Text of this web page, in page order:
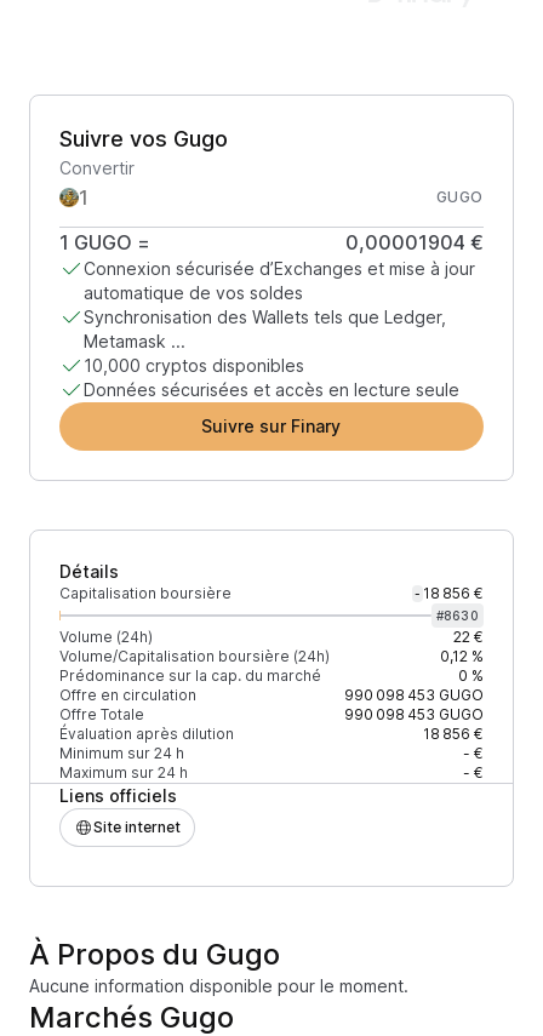
Suivre vos Gugo
Convertir
GUGO
1 GUGO = 0,00001904 €
Connexion sécurisée d’Exchanges et mise à jour
automatique de vos soldes
Synchronisation des Wallets tels que Ledger,
Metamask ...
10,000 cryptos disponibles
Données sécurisées et accès en lecture seule
Suivre sur Finary
Détails
Capitalisation boursière - 18 856 €
#8630
Volume (24h)
22 €
Volume/Capitalisation boursière (24h)
0,12 %
Prédominance sur la cap. du marché
0 %
Offre en circulation
990 098 453 GUGO
Offre Totale
990 098 453 GUGO
Évaluation après dilution
18 856 €
Minimum sur 24 h
- €
Maximum sur 24 h
- €
Liens officiels
Site internet
À Propos du Gugo
Aucune information disponible pour le moment.
Marchés Gugo